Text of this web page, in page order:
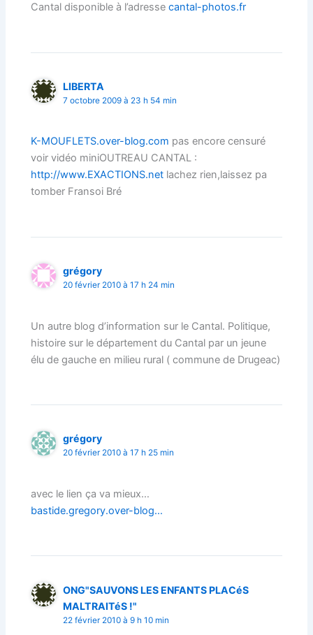
Cantal disponible à l’adressecantal-photos.fr
LIBERTA
7 octobre 2009 à 23 h 54 min
K-MOUFLETS.over-blog.com pas encore censuré
voir vidéo miniOUTREAU CANTAL :
http://www.EXACTIONS.net lachez rien,laissez pa
tomber Fransoi Bré
grégory
20 février 2010 à 17 h 24 min
Un autre blog d’information sur le Cantal. Politique,
histoire sur le département du Cantal par un jeune
élu de gauche en milieu rural ( commune de Drugeac)
grégory
20 février 2010 à 17 h 25 min
avec le lien ça va mieux…
bastide.gregory.over-blog…
ONG"SAUVONS LES ENFANTS PLACéS
MALTRAITéS !"
22 février 2010 à 9 h 10 min